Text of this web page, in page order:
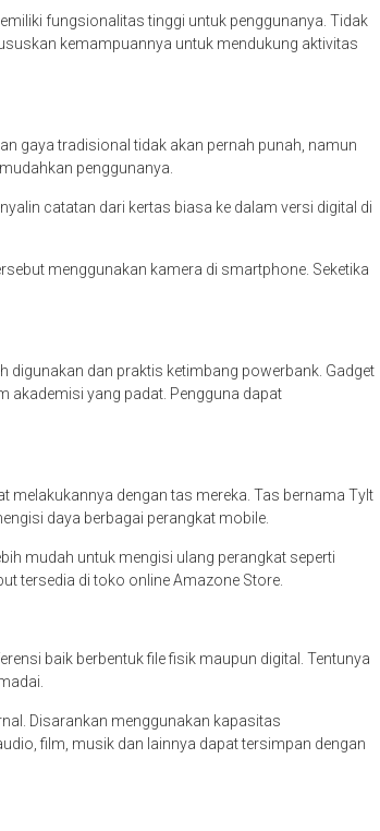
fungsionalitas tinggi untuk penggunanya. Tidak
kemampuannya untuk mendukung aktivitas
gaya tradisional tidak akan pernah punah, namun
penggunanya.
catatan dari kertas biasa ke dalam versi digital di
menggunakan kamera di smartphone. Seketika
digunakan dan praktis ketimbang powerbank. Gadget
akademisi yang padat. Pengguna dapat
melakukannya dengan tas mereka. Tas bernama Tylt
daya berbagai perangkat mobile.
mudah untuk mengisi ulang perangkat seperti
tersedia di toko online Amazone Store.
baik berbentuk file fisik maupun digital. Tentunya
Disarankan menggunakan kapasitas
film, musik dan lainnya dapat tersimpan dengan